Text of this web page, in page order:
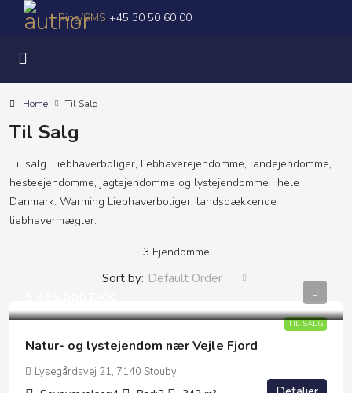
Ring/SMS +45 30 50 60 00
Home Til Salg
Til Salg
Til salg. Liebhaverboliger, liebhaverejendomme, landejendomme,
hesteejendomme, jagtejendomme og lystejendomme i hele
Danmark. Warming Liebhaverboliger, landsdækkende
liebhavermægler.
3 Ejendomme
Sort by: Default Order
TIL SALG
Natur- og lystejendom nær Vejle Fjord
Lysegårdsvej 21, 7140 Stouby